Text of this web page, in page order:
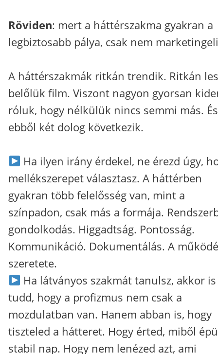
Röviden: mert a háttérszakma gyakran a
legbiztosabb pálya, csak nem
A háttérszakmák ritkán trendik. Ritkán
belőlük film. Viszont nagyon gyorsan
róluk, hogy nélkülük nincs semmi más. És
ebből két dolog következik.
Ha ilyen irány érdekel, ne érezd úgy,
mellékszerepet választasz. A háttérben
gyakran több felelősség van, mint a
színpadon, csak más a formája.
gondolkodás. Higgadtság. Pontosság.
Kommunikáció. Dokumentálás. A
szeretete.
Ha látványos szakmát tanulsz, akkor is
tudd, hogy a profizmus nem csak a
mozdulatban van. Hanem abban is, hogy
tiszteled a hátteret. Hogy érted, miből
stabil nap. Hogy nem lenézed azt, ami